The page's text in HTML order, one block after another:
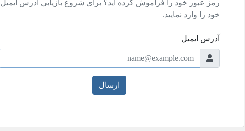
رمز عبور خود را فراموش کرده اید؟ برای شروع بازیابی آدرس ایمیل
خود را وارد نمایید.
آدرس ایمیل
ارسال